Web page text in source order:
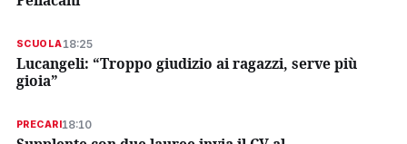
SCUOLA18:25
Lucangeli: “Troppo giudizio ai ragazzi, serve più
gioia”
PRECARI18:10